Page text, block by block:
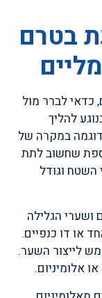
בטרם
לברר מול
להליך
במקרה של
שחשוב לתת
וגודל
ושערי הגלילה
או דו כנפיים.
לייצור השער.
אלומיניום.